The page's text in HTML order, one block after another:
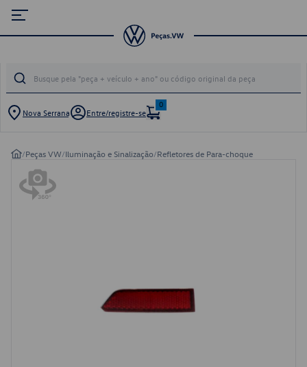
Nova Serrana Entre/registre-se
0
/Peças VW/Iluminação e Sinalização/Refletores de Para-choque